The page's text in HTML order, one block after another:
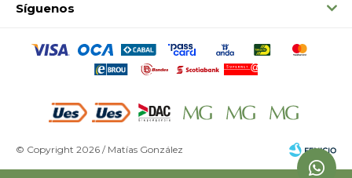
Síguenos
© Copyright 2026 / Matías González